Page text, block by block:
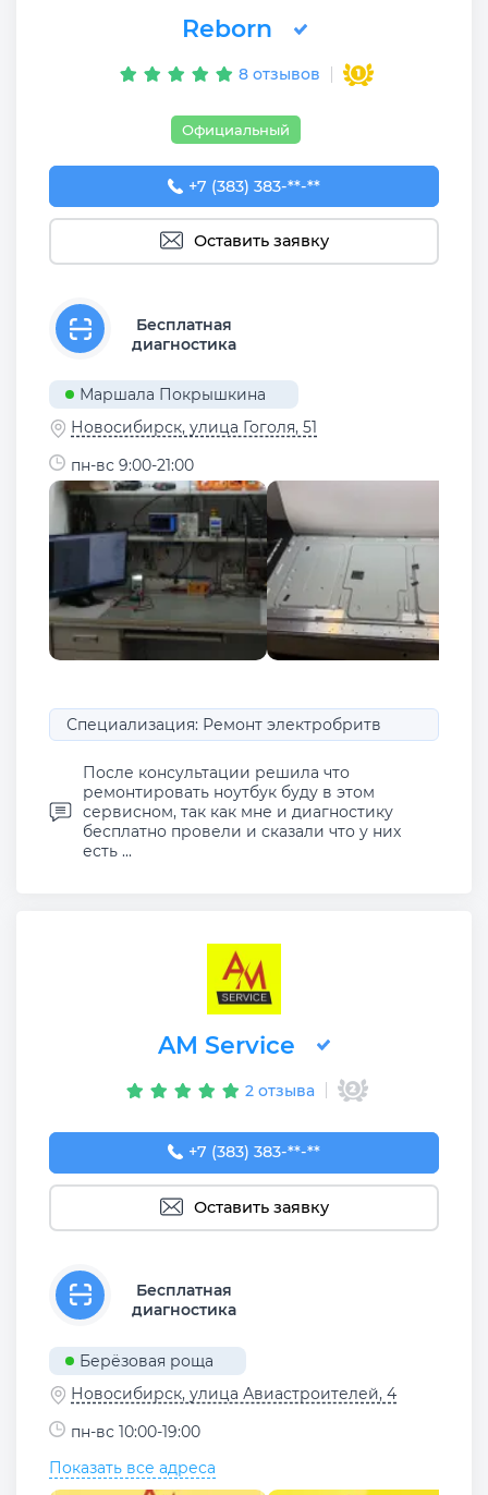
Reborn
8 отзывов
Официальный
+7 (383) 383-29-30
+7 (383) 383-**-**
Оставить заявку
Бесплатная
диагностика
Маршала Покрышкина
Новосибирск, улица Гоголя, 51
пн-вс 9:00-21:00
Специализация: Ремонт электробритв
После консультации решила что
ремонтировать ноутбук буду в этом
сервисном, так как мне и диагностику
бесплатно провели и сказали что у них
есть ...
AM Service
2 отзыва
+7 (383) 383-65-03
+7 (383) 383-**-**
Оставить заявку
Бесплатная
диагностика
Берёзовая роща
Новосибирск, улица Авиастроителей, 4
пн-вс 10:00-19:00
Показать все адреса